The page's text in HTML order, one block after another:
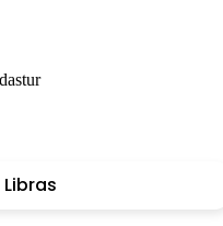
Libras